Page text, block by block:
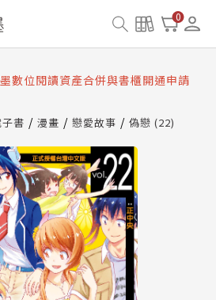
0
讀墨系統維護中，本站同步暫
數位閱讀資產合併與書櫃開通申請
書櫃開通常見問題
讀墨系統維護中，本站同步暫
子書 漫畫 戀愛故事 偽戀 (22)